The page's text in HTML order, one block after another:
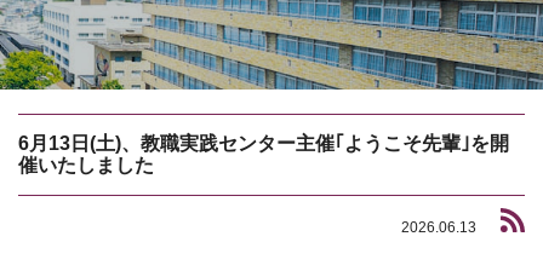
6月13日(土)、教職実践センター主催｢ようこそ先輩｣を開
催いたしました
2026.06.13